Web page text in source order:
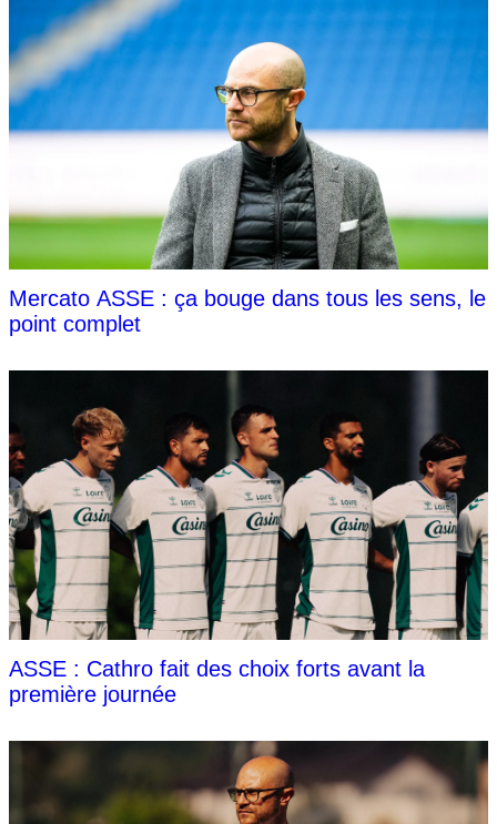
Mercato ASSE : ça bouge dans tous les sens, le
point complet
ASSE : Cathro fait des choix forts avant la
première journée